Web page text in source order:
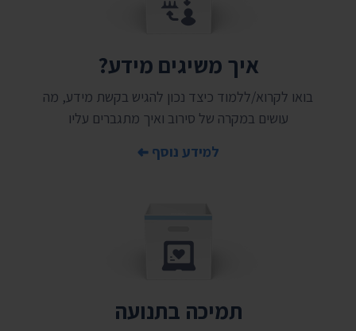
איך משיגים מידע?
בואו לקרוא/ללמוד כיצד נכון להגיש בקשת מידע, מה
עושים במקרה של סירוב ואיך מתגברים עליו
למידע נוסף
תמיכה בתנועה